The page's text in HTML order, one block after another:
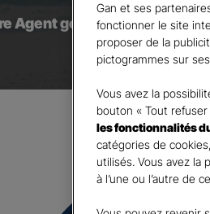
Agent général est à votre
Gan et ses
fonctionner le site
proposer de la
pictogrammes sur
Vous avez la
bouton « Tout
les fonctionnalités
catégories de
utilisés. Vous avez la
à l’une ou l’autre de